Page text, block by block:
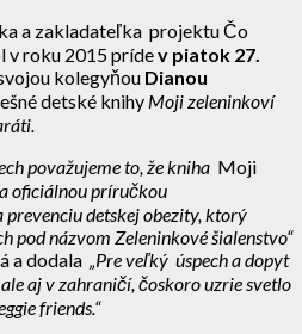
a zakladateľka projektu Čo
v roku 2015 prídev piatok 27.
kolegyňou Dianou
detské knihy Moji zeleninkoví
považujeme to, že kniha Moji
oficiálnou príručkou
detskej obezity, ktorý
pod názvom Zeleninkové šialenstvo“
a dodala
„Pre veľký úspech a dopyt
aj v zahraničí, čoskoro uzrie svetlo
friends.“